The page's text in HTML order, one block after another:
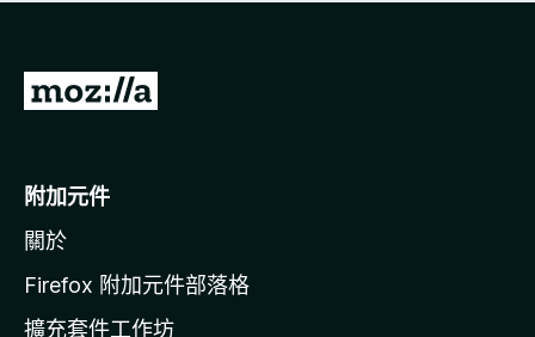
有
前
o
i
l
附加元件
關於
Firefox 附加元件部落格
擴充套件工作坊